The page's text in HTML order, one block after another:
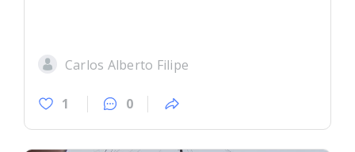
Carlos Alberto Filipe
1 0